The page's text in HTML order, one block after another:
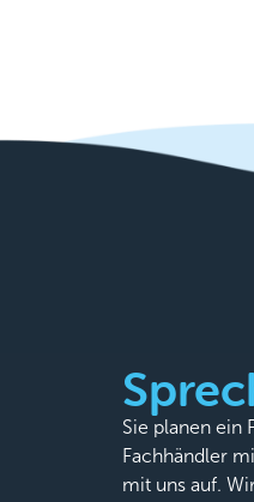
Sie planen ein
Fachhändler
mit uns auf.